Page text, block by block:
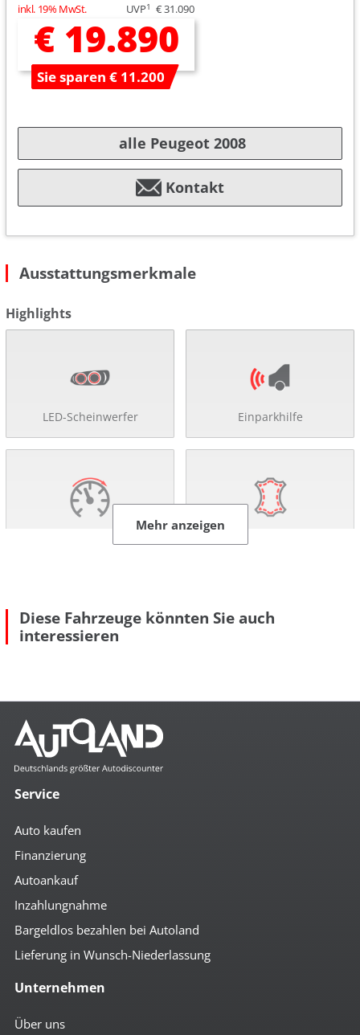
inkl. 19% MwSt. UVP1 € 31.090
€ 19.890
Sie sparen € 11.200
alle Peugeot 2008
Kontakt
Ausstattungsmerkmale
Highlights
LED-Scheinwerfer Einparkhilfe
Mehr anzeigen
Komfort
4x el. Fensterheber
autom. abblendender Innenspiegel
Colorverglasung
el. anklappbare Spiegel
el. Spiegel
geteilte Rücksitzbank
Getränkehalter
höhenverst. Beifahrersitz
höhenverst. Fahrersitz
höhenverst. Lenkrad
Klimaautomatik
Mittelarmlehne vorn
Notbremsassistent
Mehr anzeigen
Diese Fahrzeuge könnten Sie auch
interessieren
Service
Auto kaufen
Finanzierung
Autoankauf
Inzahlungnahme
Bargeldlos bezahlen bei Autoland
Lieferung in Wunsch-Niederlassung
Unternehmen
Über uns